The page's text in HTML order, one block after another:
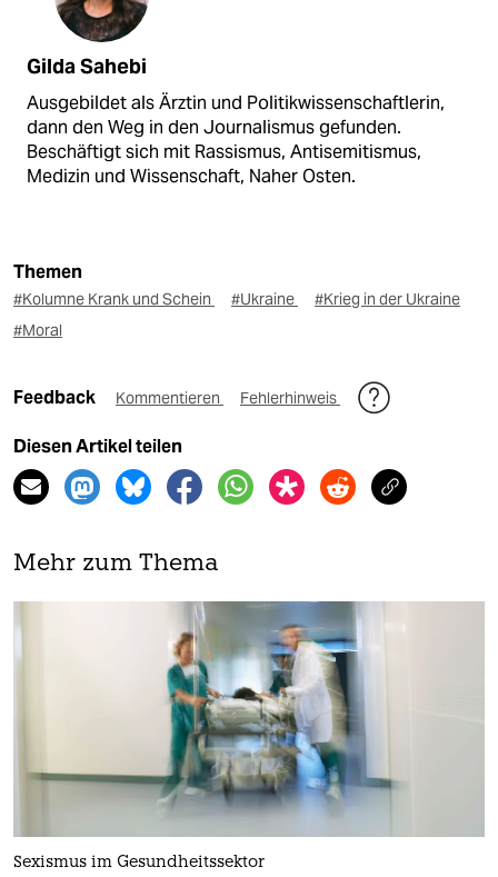
Gilda Sahebi
Ausgebildet als Ärztin und Politikwissenschaftlerin,
dann den Weg in den Journalismus gefunden.
Beschäftigt sich mit Rassismus, Antisemitismus,
Medizin und Wissenschaft, Naher Osten.
Themen
#Kolumne Krank und Schein #Ukraine
#Krieg in der Ukraine
#Moral
Feedback Kommentieren Fehlerhinweis
Diesen Artikel teilen
Mehr zum Thema
Sexismus im Gesundheitssektor